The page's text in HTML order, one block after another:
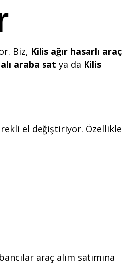
Biz, Kilis ağır hasarlı araç
araba sat ya da Kilis
el değiştiriyor. Özellikle
araç alım satımına